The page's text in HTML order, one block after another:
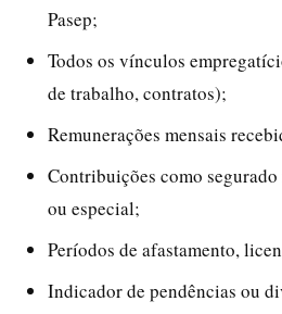
Pasep;
Todos os vínculos
de trabalho, contratos);
Remunerações mensais
Contribuições como
ou especial;
Períodos de afastamento,
Indicador de pendências ou